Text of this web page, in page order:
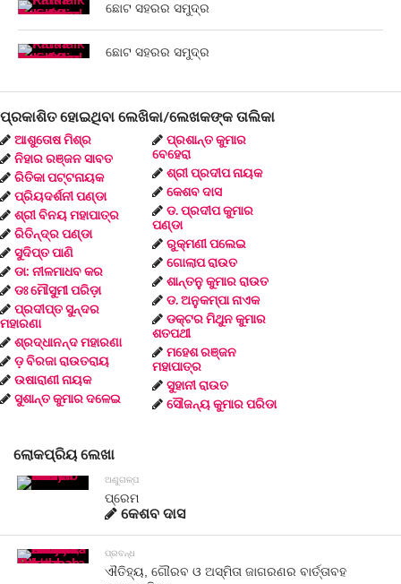
ଛୋଟ ସହରର ସମୁଦ୍ର
ଛୋଟ ସହରର ସମୁଦ୍ର
ପ୍ରକାଶିତ ହୋଇଥିବା ଲେଖିକା/ଲେଖକଙ୍କ ତାଲିକା
ଆଶୁତୋଷ ମିଶ୍ର
ନିହାର ରଞ୍ଜନ ସାବତ
ରିତିକା ପଟ୍ଟନାୟକ
ପ୍ରିୟଦର୍ଶନୀ ପଣ୍ଡା
ଶ୍ରୀ ବିନୟ ମହାପାତ୍ର
ରିତିନ୍ଦ୍ର ପଣ୍ଡା
ସୁଦିପ୍ତ ପାଣି
ଡା: ନୀଳମାଧବ କର
ଡଃ ମୌସୁମୀ ପରିଡ଼ା
ପ୍ରଦୀପ୍ତ ସୁନ୍ଦର
ମହାରଣା
ଶ୍ରଦ୍ଧାନନ୍ଦ ମହାରଣା
ଡ଼ ବିରଜା ରାଉତରାୟ
ଉଷାରାଣୀ ନାୟକ
ସୁଶାନ୍ତ କୁମାର ଦଳେଇ
ପ୍ରଶାନ୍ତ କୁମାର
ବେହେରା
ଶ୍ରୀ ପ୍ରଦୀପ ନାୟକ
କେଶବ ଦାସ
ଡ. ପ୍ରଦୀପ କୁମାର
ପଣ୍ଡା
ରୁକ୍ମଣୀ ପଲେଇ
ଗୋଲାପ ରାଉତ
ଶାନ୍ତନୁ କୁମାର ରାଉତ
ଡ. ଅନୁକମ୍ପା ନାଏକ
ଡକ୍ଟର ମିଥୁନ କୁମାର
ଶତପଥୀ
ମହେଶ ରଞ୍ଜନ
ମହାପାତ୍ର
ସୁହାନୀ ରାଉତ
ସୌଜନ୍ୟ କୁମାର ପରିଡା
ଲୋକପ୍ରିୟ ଲେଖା
ଅଣୁଗଳ୍ପ
ପ୍ରେମ
କେଶବ ଦାସ
ପ୍ରବନ୍ଧ
ଐତିହ୍ୟ, ଗୌରବ ଓ ଅସ୍ମିତା ଜାଗରଣର ବାର୍ତ୍ତାବହ